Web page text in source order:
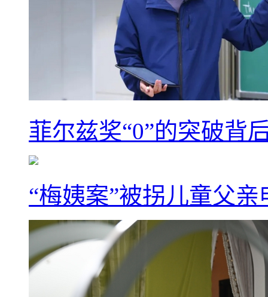
菲尔兹奖“0”的突破背
“梅姨案”被拐儿童父